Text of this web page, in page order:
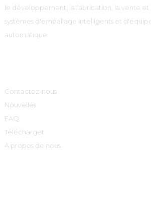
le développement, la fabrication, la vente et
systèmes d'emballage intelligents et
automatique.
Contactez-nous
Nouvelles
FAQ
Télécharger
À propos de nous